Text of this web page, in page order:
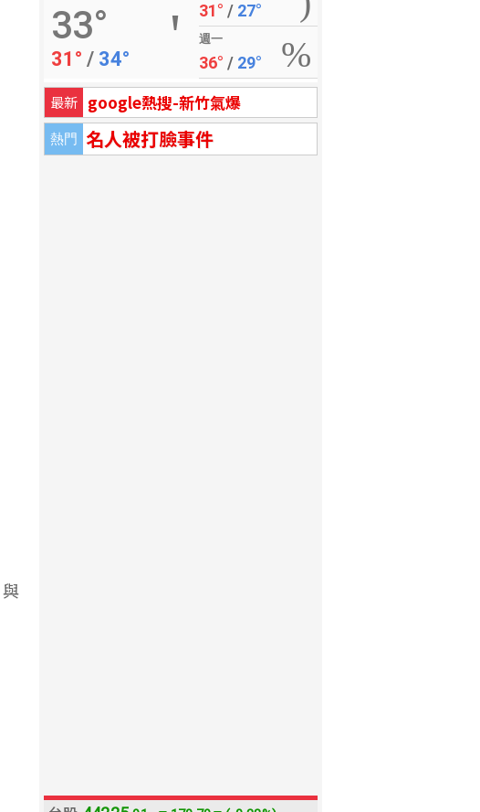
33°
31° / 34°
31° / 27°
週一
36° / 29°
最新 google熱搜-新竹氣爆
熱門 名人被打臉事件